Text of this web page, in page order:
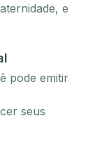
e
pode emitir
seus